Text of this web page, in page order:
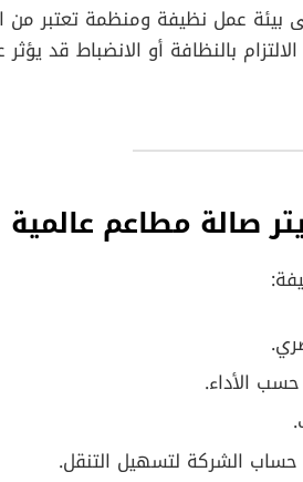
بيئة عمل نظيفة ومنظمة تعتبر من
بالنظافة أو الانضباط قد يؤثر
صالة مطاعم عالمية
الشركة لتسهيل التنقل.